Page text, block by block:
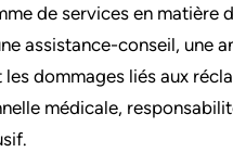
de services en
assistance-conseil, une
dommages liés aux
médicale,